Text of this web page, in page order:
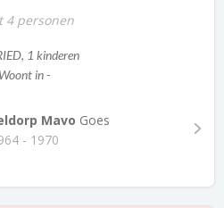
4 personen
, 1 kinderen
Woont in -
Mavo Goes
- 1970